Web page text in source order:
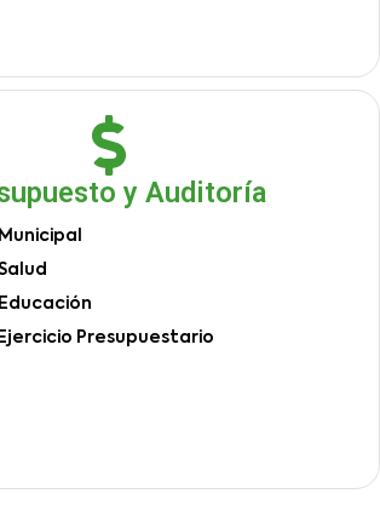
y Auditoría
Presupuestario